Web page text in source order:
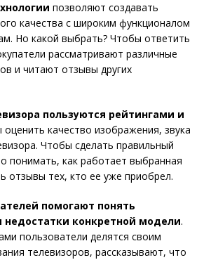
позволяют создавать
качества с широким функционалом
Но какой выбрать? Чтобы ответить
рассматривают различные
и читают отзывы других
пользуются рейтингами и
оценить качество изображения, звука
Чтобы сделать правильный
понимать, как работает выбранная
отзывы тех, кто ее уже приобрел.
помогают понять
конкретной модели.
пользователи делятся своим
телевизоров, рассказывают, что